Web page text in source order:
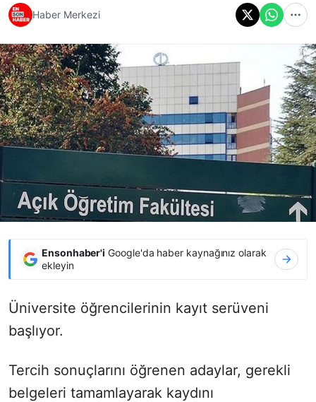
Haber Merkezi
Ensonhaber'i Google'da haber kaynağınız olarak
ekleyin
Üniversite öğrencilerinin kayıt serüveni
başlıyor.
Tercih sonuçlarını öğrenen adaylar, gerekli
belgeleri tamamlayarak kaydını